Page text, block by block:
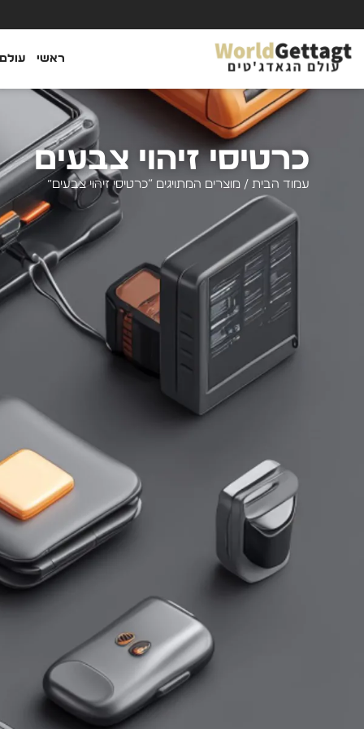
ראשי
כרטיסי זיהוי צבעים
עמוד הבית / מוצרים המתויגים “כרטיסי זיהוי צבעים”